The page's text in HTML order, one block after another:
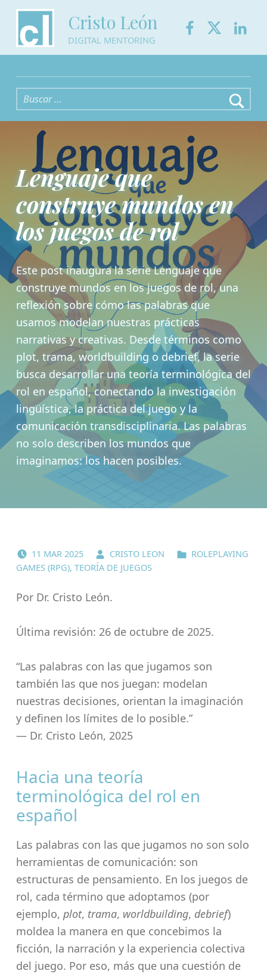
Cristo León
DIGITAL MENTORING
Buscar:
Lenguaje que
construye mundos en
los juegos de rol
Este post inaugura la serie Lenguaje que
construye mundos en los juegos de rol, una
reflexión sobre cómo las palabras que
usamos modelan nuestras prácticas
narrativas y creativas. Desde términos como
plot, trama, worldbuilding o debrief, la serie
busca desarrollar una teoría terminológica del
rol en español, conectando la investigación
lingüística, la práctica del juego y la
comunicación transdisciplinaria. Las palabras
no solo describen los mundos que
imaginamos: los hacen posibles.
11 MAR 2025 CRISTO LEON
ROLEPLAYING
GAMES (RPG), TEORÍA DE JUEGOS
Por Dr. Cristo León.
Última revisión: 26 de octubre de 2025.
“Las palabras con las que jugamos son
también las que nos juegan: modelan
nuestras decisiones, orientan la imaginación
y definen los límites de lo posible.”
— Dr. Cristo León, 2025
Hacia una teoría
terminológica del rol en
español
Las palabras con las que jugamos no son solo
herramientas de comunicación: son
estructuras de pensamiento. En los juegos de
rol, cada término que adoptamos (por
ejemplo, plot, trama, worldbuilding, debrief)
moldea la manera en que concebimos la
ficción, la narración y la experiencia colectiva
del juego. Por eso, más que una cuestión de